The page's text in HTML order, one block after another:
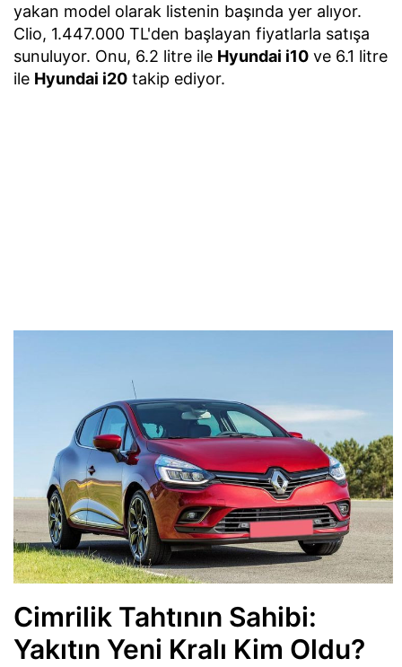
yakan model olarak listenin başında yer alıyor.
Clio, 1.447.000 TL'den başlayan fiyatlarla satışa
sunuluyor. Onu, 6.2 litre ile Hyundai i10 ve 6.1 litre
ile Hyundai i20 takip ediyor.
Cimrilik Tahtının Sahibi:
Yakıtın Yeni Kralı Kim Oldu?